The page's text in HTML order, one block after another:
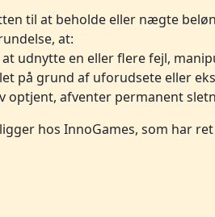
til at beholde eller nægte
at:
udnytte en eller flere fejl,
på grund af uforudsete eller
optjent, afventer permanent
hos InnoGames, som har